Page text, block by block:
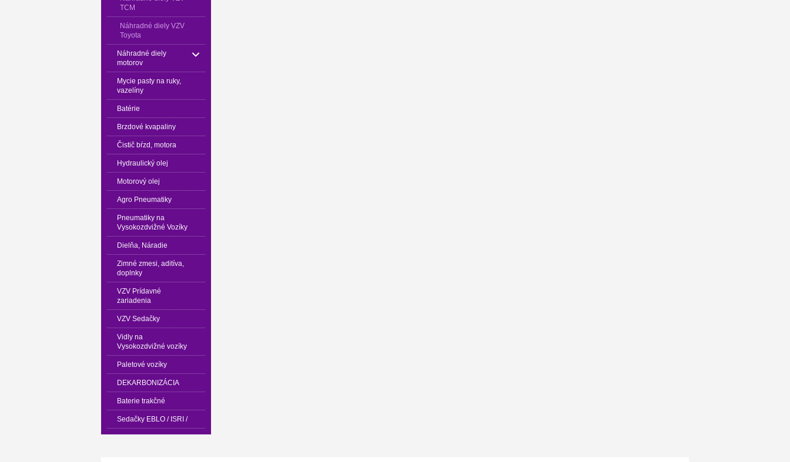
TCM
Náhradné diely VZV
Toyota
Náhradné diely
motorov
Mycie pasty na ruky,
vazelíny
Batérie
Brzdové kvapaliny
Čistič bŕzd, motora
Hydraulický olej
Motorový olej
Agro Pneumatiky
Pneumatiky na
Vysokozdvižné Vozíky
Dielňa, Náradie
Zimné zmesi, aditíva,
doplnky
VZV Prídavné
zariadenia
VZV Sedačky
Vidly na
Vysokozdvižné vozíky
Paletové vozíky
DEKARBONIZÁCIA
Baterie trakčné
Sedačky EBLO / ISRI /